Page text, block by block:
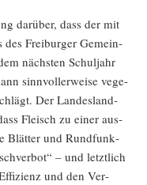
dar­über, dass der mit
des Frei­bur­ger Gemein­
nächs­ten Schul­jahr
sinn­vol­ler­wei­se vege­
Der Lan­des­land­
Fleisch zu einer aus­
Blät­ter und Rund­funk­
– und letzt­lich
und den Ver­